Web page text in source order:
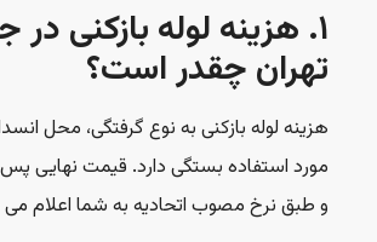
۱. هزینه لوله بازکنی
تهران چقدر است؟
هزینه لوله بازکنی به نوع گرفتگی، محل
مورد استفاده بستگی دارد. قیمت نهایی پس
و طبق نرخ مصوب اتحادیه به شما اعلام